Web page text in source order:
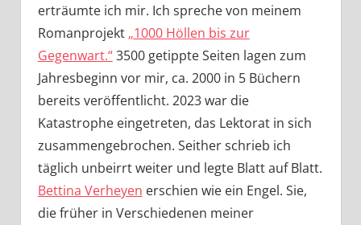
erträumte ich mir. Ich spreche von meinem
Romanprojekt „1000 Höllen bis zur
Gegenwart.“3500 getippte Seiten lagen zum
Jahresbeginn vor mir, ca. 2000 in 5 Büchern
bereits veröffentlicht. 2023 war die
Katastrophe eingetreten, das Lektorat in sich
zusammengebrochen. Seither schrieb ich
täglich unbeirrt weiter und legte Blatt auf Blatt.
Bettina Verheyen erschien wie ein Engel. Sie,
die früher in Verschiedenen meiner